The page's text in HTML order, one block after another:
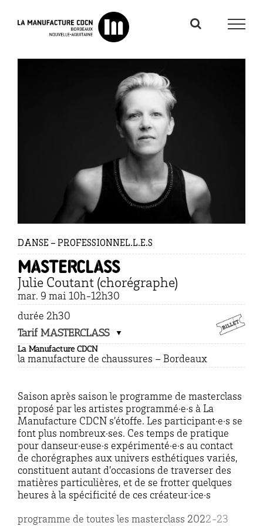
DANSE – PROFESSIONNEL.L.E.S
masterclass
Julie Coutant (chorégraphe)
mar. 9 mai 10h-12h30
durée 2h30
Tarif MASTERCLASS
La Manufacture CDCN
la manufacture de chaussures – Bordeaux
Saison après saison le programme de masterclass
proposé par les artistes programmé·e·s à La
Manufacture CDCN s’étoffe. Les participant·e·s se
font plus nombreux·ses. Ces temps de pratique
pour danseur·euse·s expérimenté·e·s au contact
de chorégraphes aux univers esthétiques variés,
constituent autant d’occasions de traverser des
matières particulières, et de se frotter quelques
heures à la spécificité de ces créateur·ice·s
programme de toutes les masterclass 2022-23